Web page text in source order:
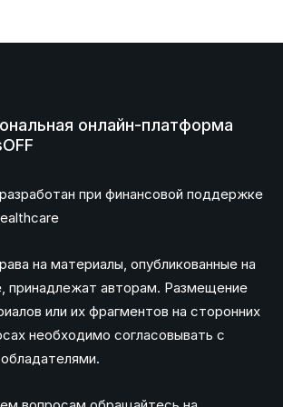
онлайн-платформа
при финансовой поддержке
на материалы, опубликованные на
принадлежат авторам. Размещение
или их фрагментов на сторонних
необходимо согласовывать с